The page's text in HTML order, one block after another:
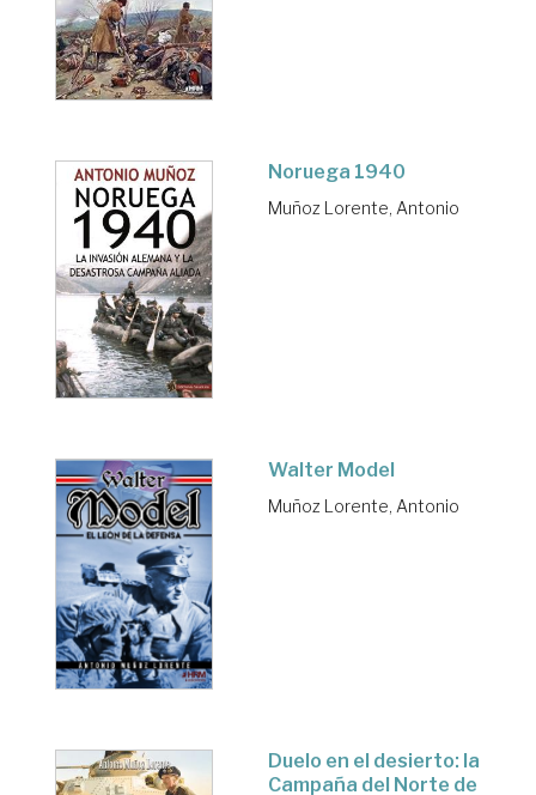
Noruega 1940
Muñoz Lorente, Antonio
Walter Model
Muñoz Lorente, Antonio
Duelo en el desierto: la
Campaña del Norte de